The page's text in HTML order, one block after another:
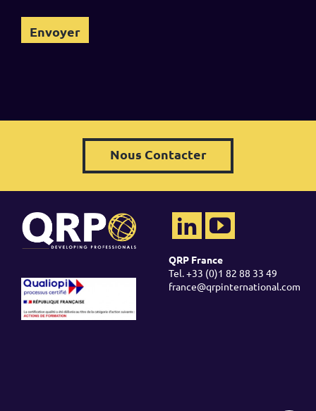
Nous Contacter
QRP France
Tel. +33 (0)1 82 88 33 49
france@qrpinternational.com